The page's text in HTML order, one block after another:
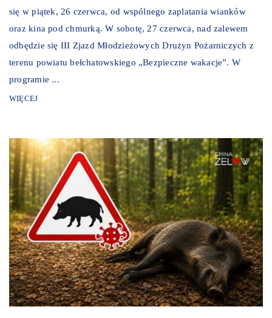
się w piątek, 26 czerwca, od wspólnego zaplatania wianków
oraz kina pod chmurką. W sobotę, 27 czerwca, nad zalewem
odbędzie się III Zjazd Młodzieżowych Drużyn Pożarniczych z
terenu powiatu bełchatowskiego „Bezpieczne wakacje”. W
programie ...
WIĘCEJ